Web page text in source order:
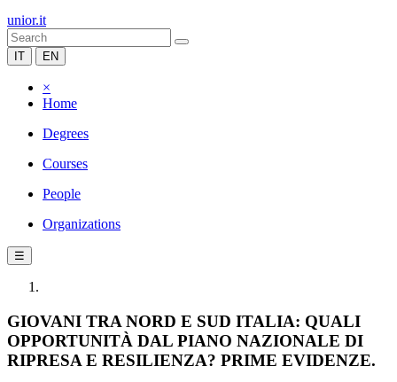
unior.it
IT EN
×
Home
Degrees
Courses
People
Organizations
☰
GIOVANI TRA NORD E SUD ITALIA: QUALI
OPPORTUNITÀ DAL PIANO NAZIONALE DI
RIPRESA E RESILIENZA? PRIME EVIDENZE.